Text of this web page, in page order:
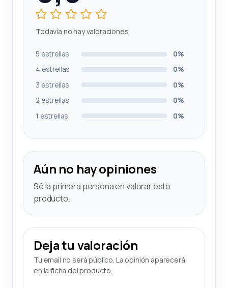
Todavía no hay valoraciones
5 estrellas
0%
4 estrellas
0%
3 estrellas
0%
2 estrellas
0%
1 estrellas
0%
Aún no hay opiniones
Sé la primera persona en valorar este
producto.
Deja tu valoración
Tu email no será público. La opinión aparecerá
en la ficha del producto.